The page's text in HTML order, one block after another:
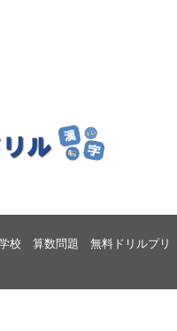
校 算数問題 無料ドリルプリ